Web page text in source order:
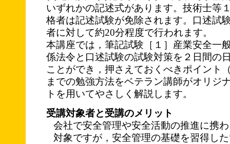
いずれかの記述式があります。技術士等
格者は記述試験が免除されます。口述試
者に対して約20分程度で行われます。
本講座では，筆記試験［１］産業安全一
係法令と口述試験の試験対策を２日間の
ことができ，押さえておくべきポイント
までの勉強方法をベテラン講師がオリジ
トを用いてやさしく解説します。
受講対象者と受講のメリット
会社で安全管理や安全活動の推進に携
対象ですが，安全管理の基礎を習得し